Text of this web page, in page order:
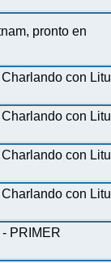
pronto en
con
con
con
con
PRIMER